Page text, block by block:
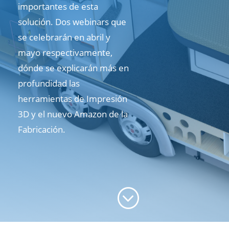
importantes de esta
solución. Dos webinars que
se celebrarán en abril y
mayo respectivamente,
dónde se explicarán más en
profundidad las
herramientas de Impresión
3D y el nuevo Amazon de la
Fabricación.
;